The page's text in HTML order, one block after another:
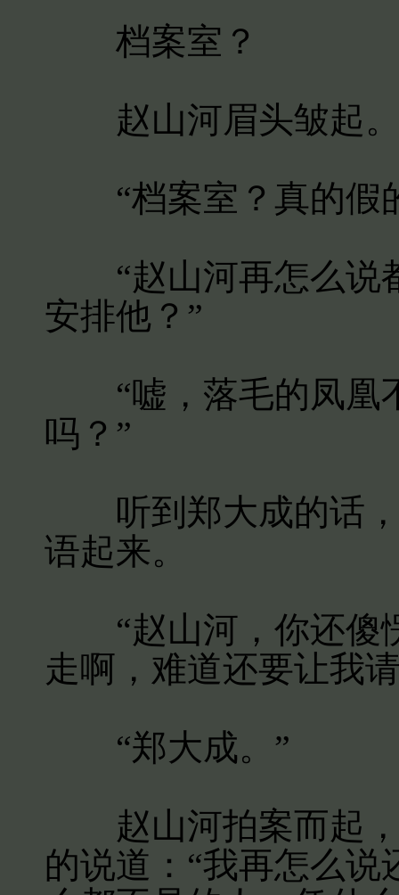
档案室？
赵山河眉头皱起
“档案室？真的假
“赵山河再怎么说
安排他？”
“嘘，落毛的凤凰
吗？”
听到郑大成的话，
语起来。
“赵山河，你还傻
走啊，难道还要让我
“郑大成。”
赵山河拍案而起，
的说道：“我再怎么